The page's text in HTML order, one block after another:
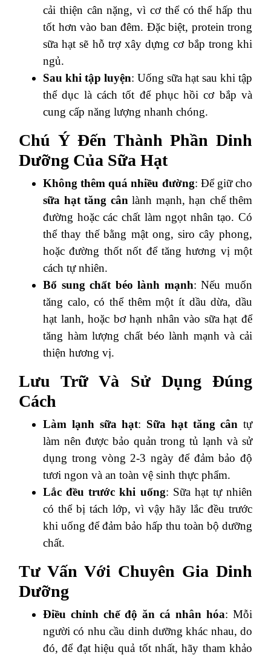
cải thiện cân nặng, vì cơ thể có thể hấp thu
tốt hơn vào ban đêm. Đặc biệt, protein trong
sữa hạt sẽ hỗ trợ xây dựng cơ bắp trong khi
ngủ.
Sau khi tập luyện: Uống sữa hạt sau khi tập
thể dục là cách tốt để phục hồi cơ bắp và
cung cấp năng lượng nhanh chóng.
Chú Ý Đến Thành Phần Dinh
Dưỡng Của Sữa Hạt
Không thêm quá nhiều đường: Để giữ cho
sữa hạt tăng cân lành mạnh, hạn chế thêm
đường hoặc các chất làm ngọt nhân tạo. Có
thể thay thế bằng mật ong, siro cây phong,
hoặc đường thốt nốt để tăng hương vị một
cách tự nhiên.
Bổ sung chất béo lành mạnh: Nếu muốn
tăng calo, có thể thêm một ít dầu dừa, dầu
hạt lanh, hoặc bơ hạnh nhân vào sữa hạt để
tăng hàm lượng chất béo lành mạnh và cải
thiện hương vị.
Lưu Trữ Và Sử Dụng Đúng
Cách
Làm lạnh sữa hạt: Sữa hạt tăng cân tự
làm nên được bảo quản trong tủ lạnh và sử
dụng trong vòng 2-3 ngày để đảm bảo độ
tươi ngon và an toàn vệ sinh thực phẩm.
Lắc đều trước khi uống: Sữa hạt tự nhiên
có thể bị tách lớp, vì vậy hãy lắc đều trước
khi uống để đảm bảo hấp thu toàn bộ dưỡng
chất.
Tư Vấn Với Chuyên Gia Dinh
Dưỡng
Điều chỉnh chế độ ăn cá nhân hóa: Mỗi
người có nhu cầu dinh dưỡng khác nhau, do
đó, để đạt hiệu quả tốt nhất, hãy tham khảo